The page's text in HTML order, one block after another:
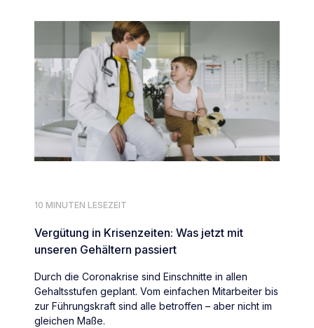
10 MINUTEN LESEZEIT
Vergütung in Krisenzeiten: Was jetzt mit
unseren Gehältern passiert
Durch die Coronakrise sind Einschnitte in allen
Gehaltsstufen geplant. Vom einfachen Mitarbeiter bis
zur Führungskraft sind alle betroffen – aber nicht im
gleichen Maße.